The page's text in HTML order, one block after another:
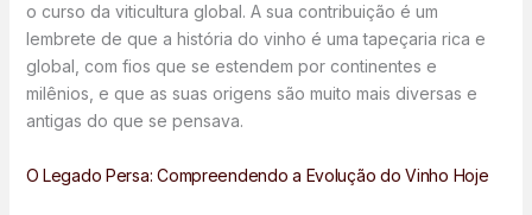
o curso da viticultura global. A sua contribuição é um
lembrete de que a história do vinho é uma tapeçaria rica e
global, com fios que se estendem por continentes e
milênios, e que as suas origens são muito mais diversas e
antigas do que se pensava.
O Legado Persa: Compreendendo a Evolução do Vinho Hoje